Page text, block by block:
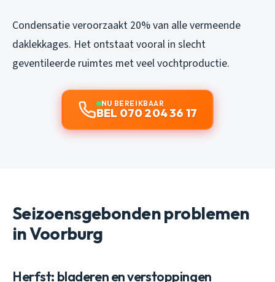
Condensatie veroorzaakt 20% van alle vermeende
daklekkages. Het ontstaat vooral in slecht
geventileerde ruimtes met veel vochtproductie.
NU BEREIKBAAR
BEL 070 204 36 17
Seizoensgebonden problemen
in Voorburg
Herfst: bladeren en verstoppingen